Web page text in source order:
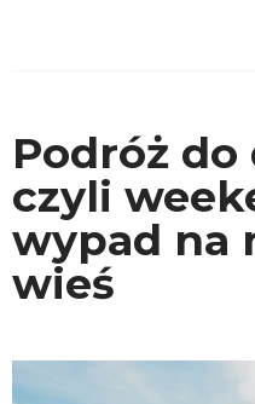
Podróż
czyli
wypad na
wieś